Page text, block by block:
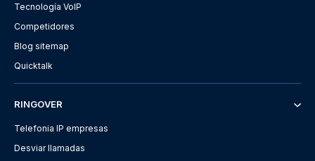
Tecnología VoIP
Competidores
Blog sitemap
Quicktalk
RINGOVER
Telefonia IP empresas
Desviar llamadas